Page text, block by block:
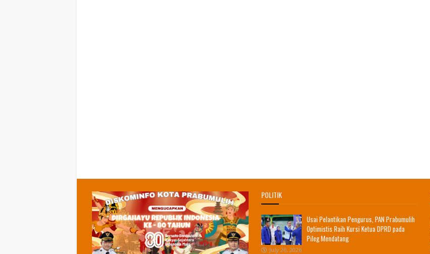
POLITIK
Usai Pelantikan Pengurus, PAN Prabumulih
Optimistis Raih Kursi Ketua DPRD pada
Pileg Mendatang
July 26, 2026